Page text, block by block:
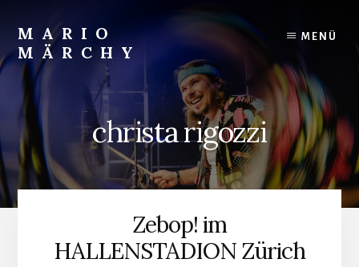
content
MARIO
MÄRCHY
Live
Studiodrummer
MENÜ
christa rigozzi
Zebop! im
HALLENSTADION Zürich